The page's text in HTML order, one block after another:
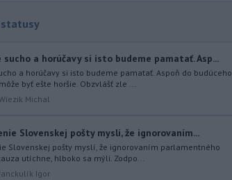
k
zárodku.
útok
11.
sucho a horúčavy si isto budeme pamatať. Asp...
a horúčavy si isto budeme pamatať. Aspoň do budúceho
byť ešte horšie. Obzvlášť zle ...
Michal
Slovenskej pošty myslí, že ignorovaním...
Slovenskej pošty myslí, že ignorovaním parlamentného
utíchne, hlboko sa mýli. Zodpo...
Janckulík Igor